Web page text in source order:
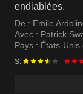
endiablées.
De : Emile
Avec : Patrick
Pays : États-Unis
S.